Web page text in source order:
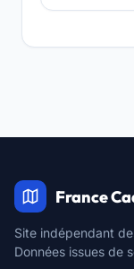
France
Site indépendant
Données issues de